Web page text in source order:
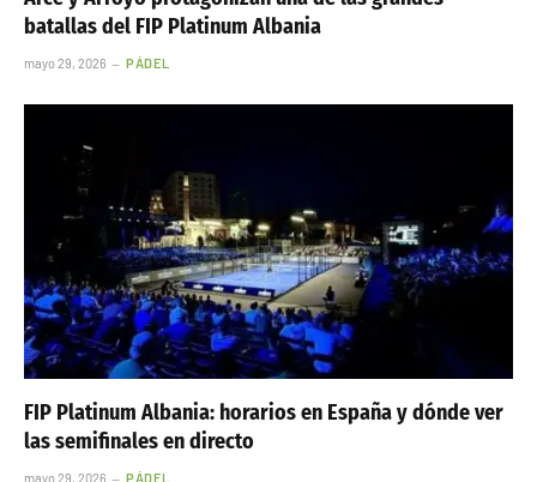
batallas del FIP Platinum Albania
mayo 29, 2026 PÁDEL
FIP Platinum Albania: horarios en España y dónde ver
las semifinales en directo
mayo 29, 2026 PÁDEL